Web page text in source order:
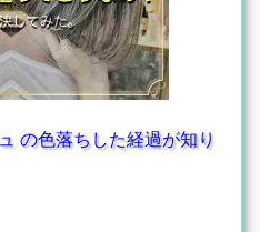
の色落ちした経過が知り